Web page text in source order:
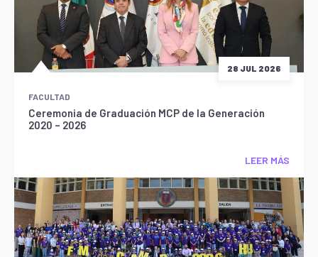
28 JUL 2026
FACULTAD
Ceremonia de Graduación MCP de la Generación
2020 – 2026
LEER MÁS